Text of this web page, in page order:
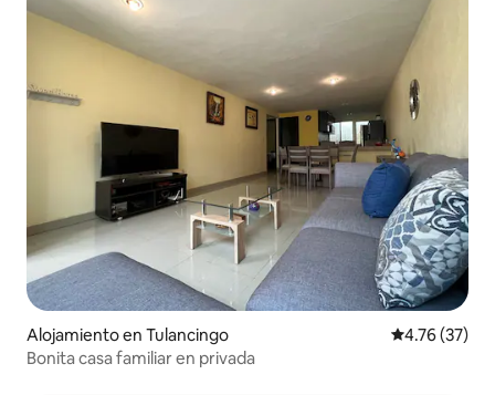
Alojamiento en Tulancingo Calificación
4.76 (37)
Bonita casa familiar en privada